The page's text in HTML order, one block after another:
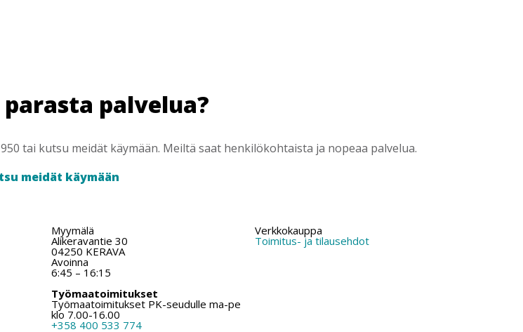
palvelua?
tai kutsu meidät käymään. Meiltä saat henkilökohtaista ja nopeaa palvelua.
meidät käymään
Myymälä
Alikeravantie 30
04250 KERAVA
Avoinna
6:45 – 16:15
Työmaatoimitukset
Työmaatoimitukset PK-seudulle ma-pe
klo 7.00-16.00
+358 400 533 774
Verkkokauppa
Toimitus- ja tilausehdot